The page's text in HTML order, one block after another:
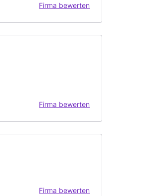
Firma bewerten
Firma bewerten
Firma bewerten